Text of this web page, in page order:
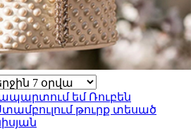
եմ Ռուբեն
թուրք տեսած